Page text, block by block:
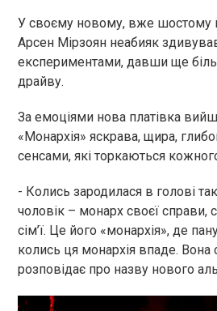
У своєму новому, вже шостому
Арсен Мірзоян неабияк
експериментами, давши ще
драйву.
За емоціями нова платівка
«Монархія» яскрава, щира,
сенсами, які торкаються
- Колись зародилася в голові
чоловік – монарх своєї справи,
сім’ї. Це його «монархія», де
колись ця монархія впаде. Вона
розповідає про назву нового